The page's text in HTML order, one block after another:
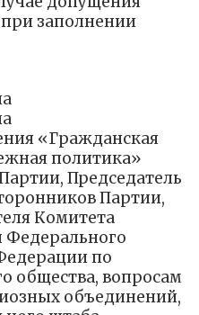
заполнении
«Гражданская
политика»
Председатель
Партии,
Комитета
Федерального
по
общества, вопросам
объединений,